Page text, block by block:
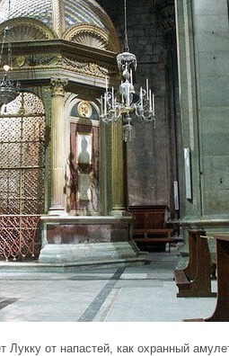
Лукку от напастей, как охранный